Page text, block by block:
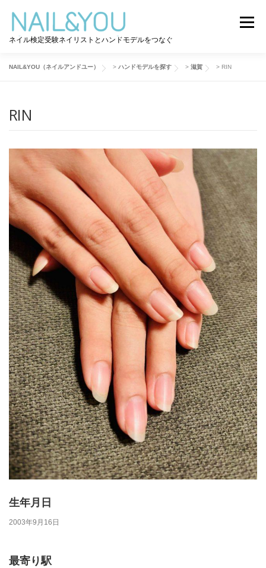
ネイル検定受験ネイリストとハンドモデルをつなぐ
メニュー
ハンドモデルを探す
お問い合わせ
NAIL&YOU（ネイルアンドユー） > ハンドモデルを探す > 滋賀 > RIN
RIN
生年月日
2003年9月16日
最寄り駅